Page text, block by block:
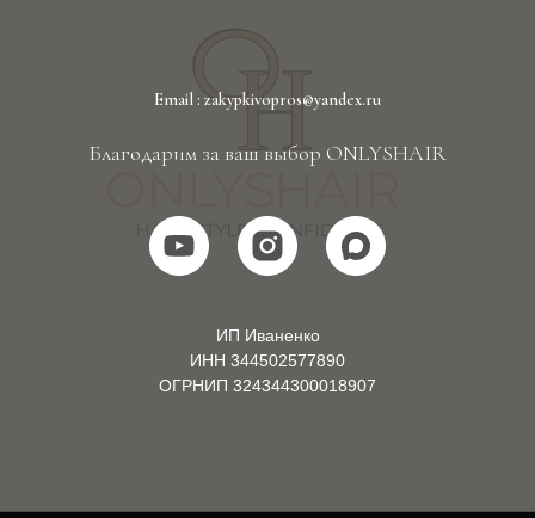
Email : zakypkivopros@yandex.ru
Благодарим за ваш выбор ONLYSHAIR
ИП Иваненко
ИНН 344502577890
ОГРНИП 324344300018907